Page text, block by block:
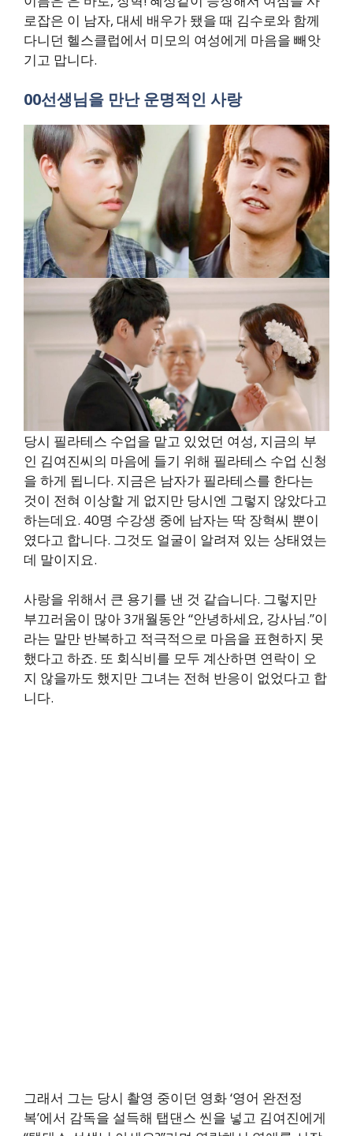
로잡은 이 남자, 대세 배우가 됐을 때 김수로와 함께
다니던 헬스클럽에서 미모의 여성에게 마음을 빼앗
기고 맙니다.
00선생님을 만난 운명적인 사랑
당시 필라테스 수업을 맡고 있었던 여성, 지금의 부
인 김여진씨의 마음에 들기 위해 필라테스 수업 신청
을 하게 됩니다. 지금은 남자가 필라테스를 한다는
것이 전혀 이상할 게 없지만 당시엔 그렇지 않았다고
하는데요. 40명 수강생 중에 남자는 딱 장혁씨 뿐이
였다고 합니다. 그것도 얼굴이 알려져 있는 상태였는
데 말이지요.
사랑을 위해서 큰 용기를 낸 것 같습니다. 그렇지만
부끄러움이 많아 3개월동안 “안녕하세요, 강사님.”이
라는 말만 반복하고 적극적으로 마음을 표현하지 못
했다고 하죠. 또 회식비를 모두 계산하면 연락이 오
지 않을까도 했지만 그녀는 전혀 반응이 없었다고 합
니다.
그래서 그는 당시 촬영 중이던 영화 ‘영어 완전정
복’에서 감독을 설득해 탭댄스 씬을 넣고 김여진에게